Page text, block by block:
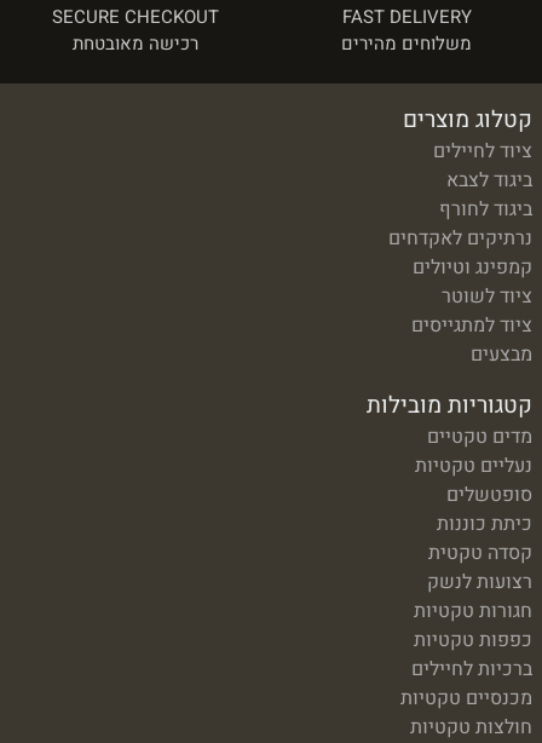
FAST DELIVERY
משלוחים מהירים
SECURE CHECKOUT
רכישה מאובטחת
קטלוג מוצרים
ציוד לחיילים
ביגוד לצבא
ביגוד לחורף
נרתיקים לאקדחים
קמפינג וטיולים
ציוד לשוטר
ציוד למתגייסים
מבצעים
קטגוריות מובילות
מדים טקטיים
נעליים טקטיות
סופטשלים
כיתת כוננות
קסדה טקטית
רצועות לנשק
חגורות טקטיות
כפפות טקטיות
ברכיות לחיילים
מכנסיים טקטיות
חולצות טקטיות